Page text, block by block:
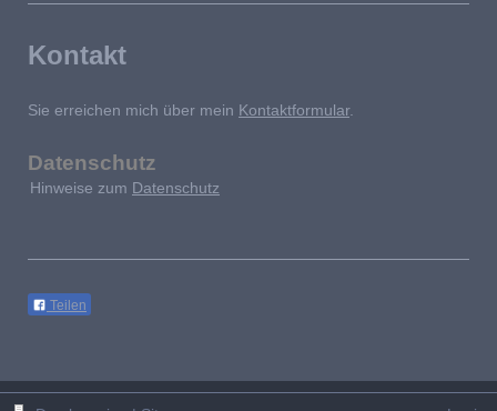
Kontakt
Sie erreichen mich über mein Kontaktformular.
Datenschutz
Hinweise zum Datenschutz
Teilen